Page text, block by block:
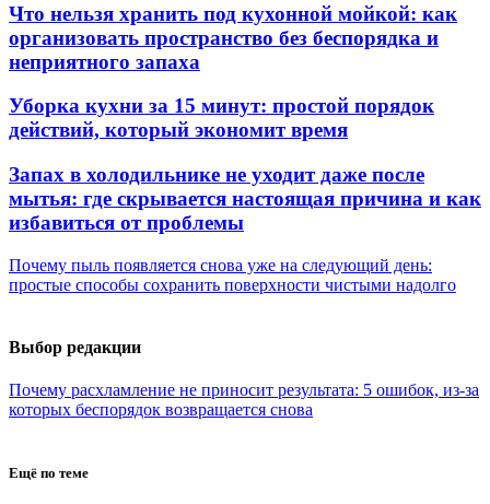
Что нельзя хранить под кухонной мойкой: как
организовать пространство без беспорядка и
неприятного запаха
Уборка кухни за 15 минут: простой порядок
действий, который экономит время
Запах в холодильнике не уходит даже после
мытья: где скрывается настоящая причина и как
избавиться от проблемы
Почему пыль появляется снова уже на следующий день:
простые способы сохранить поверхности чистыми надолго
Выбор редакции
Почему расхламление не приносит результата: 5 ошибок, из-за
которых беспорядок возвращается снова
Ещё по теме